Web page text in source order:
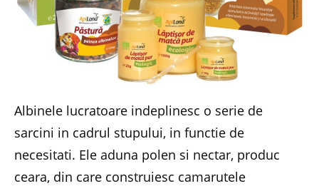
Albinele lucratoare indeplinesc o serie de
sarcini in cadrul stupului, in functie de
necesitati. Ele aduna polen si nectar, produc
ceara, din care construiesc camarutele